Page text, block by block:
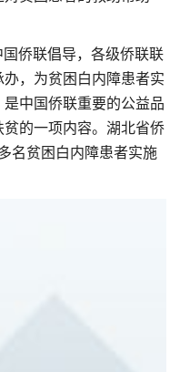
国侨联倡导，各级侨联联
，为贫困白内障患者实
中国侨联重要的公益品
的一项内容。湖北省侨
名贫困白内障患者实施